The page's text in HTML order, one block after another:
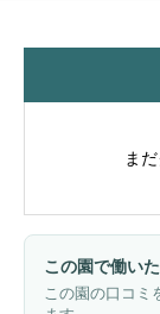
ま
この園で働い
この園の口コミ